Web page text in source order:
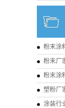
粉末涂
粉末厂
粉末涂
塑粉厂
涂装行